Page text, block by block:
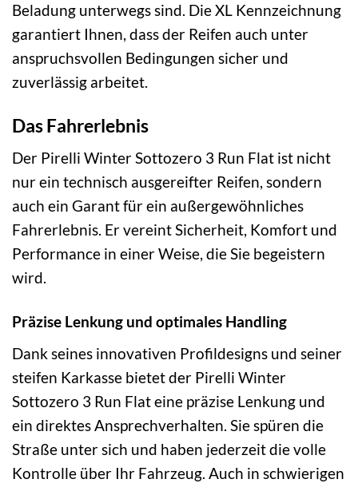
Beladung unterwegs sind. Die XL Kennzeichnung
garantiert Ihnen, dass der Reifen auch unter
anspruchsvollen Bedingungen sicher und
zuverlässig arbeitet.
Das Fahrerlebnis
Der Pirelli Winter Sottozero 3 Run Flat ist nicht
nur ein technisch ausgereifter Reifen, sondern
auch ein Garant für ein außergewöhnliches
Fahrerlebnis. Er vereint Sicherheit, Komfort und
Performance in einer Weise, die Sie begeistern
wird.
Präzise Lenkung und optimales Handling
Dank seines innovativen Profildesigns und seiner
steifen Karkasse bietet der Pirelli Winter
Sottozero 3 Run Flat eine präzise Lenkung und
ein direktes Ansprechverhalten. Sie spüren die
Straße unter sich und haben jederzeit die volle
Kontrolle über Ihr Fahrzeug. Auch in schwierigen